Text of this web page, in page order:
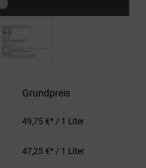
Grundpreis
49,75 €* / 1 Liter
47,25 €* / 1 Liter